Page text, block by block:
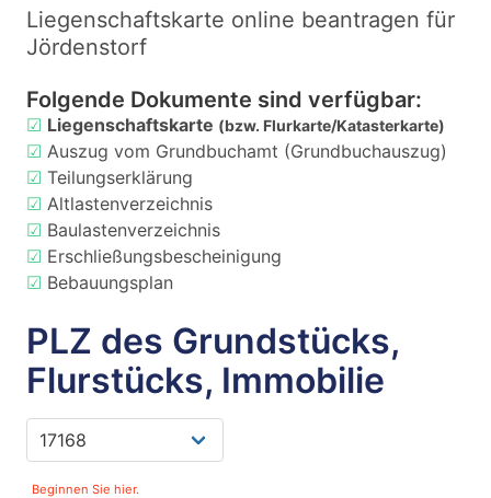
Liegenschaftskarte online beantragen für
Jördenstorf
Folgende Dokumente sind verfügbar:
☑ Liegenschaftskarte (bzw. Flurkarte/Katasterkarte)
☑ Auszug vom Grundbuchamt (Grundbuchauszug)
☑ Teilungserklärung
☑ Altlastenverzeichnis
☑ Baulastenverzeichnis
☑ Erschließungsbescheinigung
☑ Bebauungsplan
PLZ des Grundstücks,
Flurstücks, Immobilie
Beginnen Sie hier.